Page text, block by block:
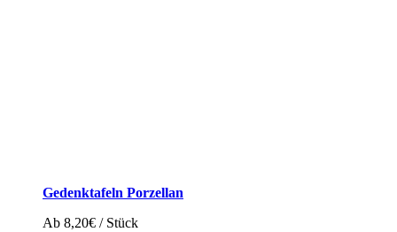
Gedenktafeln Porzellan
Ab 8,20€ / Stück